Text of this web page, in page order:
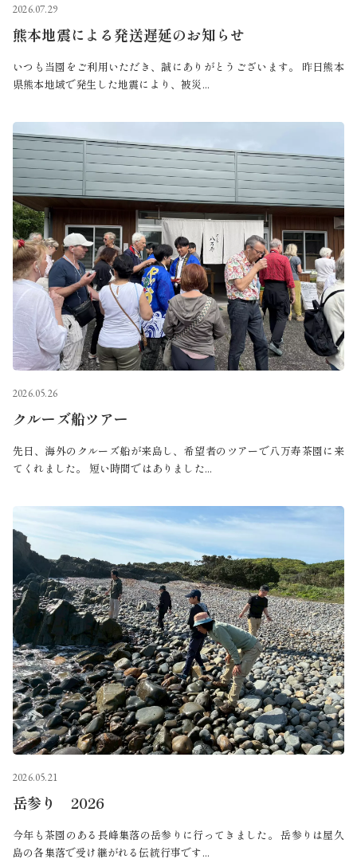
2026.07.29
熊本地震による発送遅延のお知らせ
いつも当園をご利用いただき、誠にありがとうございます。 昨日熊本
県熊本地域で発生した地震により、被災...
2026.05.26
クルーズ船ツアー
先日、海外のクルーズ船が来島し、希望者のツアーで八万寿茶園に来
てくれました。 短い時間ではありました...
2026.05.21
岳参り 2026
今年も茶園のある長峰集落の岳参りに行ってきました。 岳参りは屋久
島の各集落で受け継がれる伝統行事です...